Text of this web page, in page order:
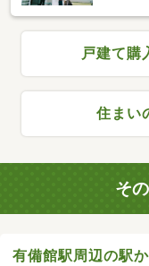
戸建て購
住まい
そ
有備館駅周辺の駅